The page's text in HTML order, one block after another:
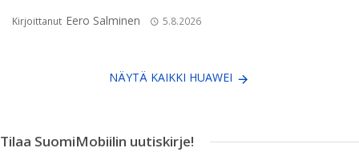
Kirjoittanut Eero Salminen 5.8.2026
NÄYTÄ KAIKKI HUAWEI
Tilaa SuomiMobiilin uutiskirje!